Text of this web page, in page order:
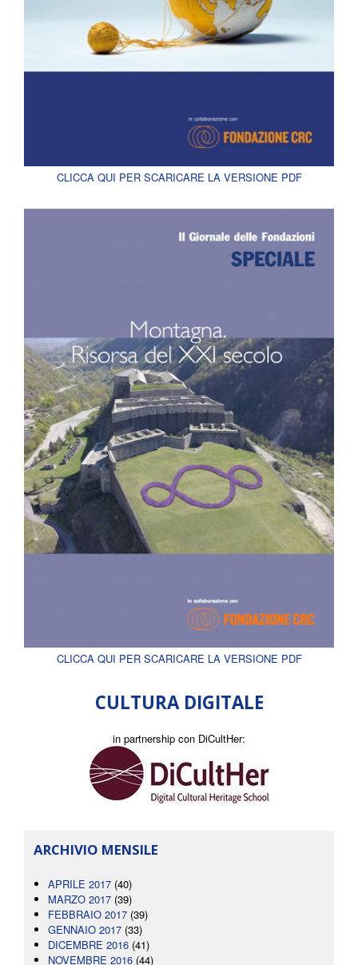
CLICCA QUI PER SCARICARE LA VERSIONE PDF
CLICCA QUI PER SCARICARE LA VERSIONE PDF
CULTURA DIGITALE
in partnership con DiCultHer:
ARCHIVIO MENSILE
APRILE 2017 (40)
MARZO 2017 (39)
FEBBRAIO 2017 (39)
GENNAIO 2017 (33)
DICEMBRE 2016 (41)
NOVEMBRE 2016 (44)